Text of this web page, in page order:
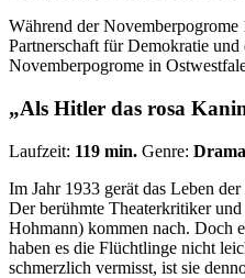
Während der
Partnerschaft für Demokratie
Novemberpogrome in
„Als Hitler das rosa
Laufzeit: 119 min. Genre:
Im Jahr 1933 gerät das Leben
Der berühmte Theaterkritiker
Hohmann) kommen nach. Doch
haben es die Flüchtlinge nicht
schmerzlich vermisst, ist sie